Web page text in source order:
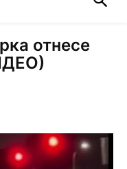
отнесе